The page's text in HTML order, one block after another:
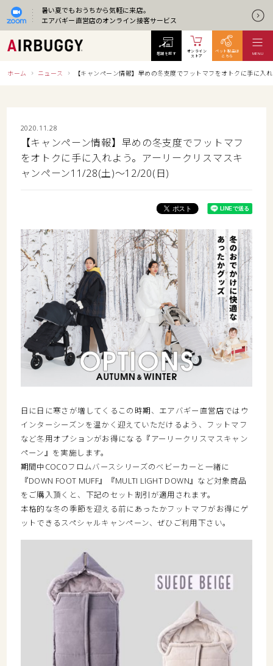
暑い夏でもおうちから気軽に来店。
エアバギー直営店のオンライン接客サービス
ホーム ニュース 【キャンペーン情報】早めの冬支度でフットマフをオトクに手に
2020.11.28
【キャンペーン情報】早めの冬支度でフットマフ
をオトクに手に入れよう。アーリークリスマスキ
ャンペーン11/28(土)～12/20(日)
日に日に寒さが増してくるこの時期、エアバギー直営店ではウ
インターシーズンを温かく迎えていただけるよう、フットマフ
など冬用オプションがお得になる『アーリークリスマスキャン
ペーン』を実施します。
期間中COCOフロムバースシリーズのベビーカーと一緒に
『DOWN FOOT MUFF』『MULTI LIGHT DOWN』など対象商品
をご購入頂くと、下記のセット割引が適用されます。
本格的な冬の季節を迎える前にあったかフットマフがお得にゲ
ットできるスペシャルキャンペーン、ぜひご利用下さい。
店舗を探す
オンライン
ストア
ペット製品は
こちら
MENU